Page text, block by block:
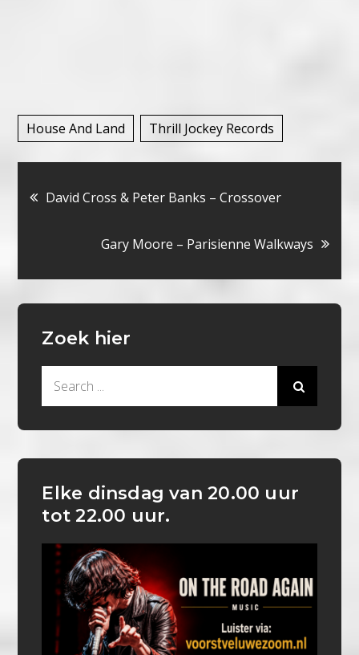
House And Land Thrill Jockey Records
Bericht
navigatie
David Cross & Peter Banks – Crossover
Gary Moore – Parisienne Walkways
Zoek hier
Elke dinsdag van 20.00 uur
tot 22.00 uur.